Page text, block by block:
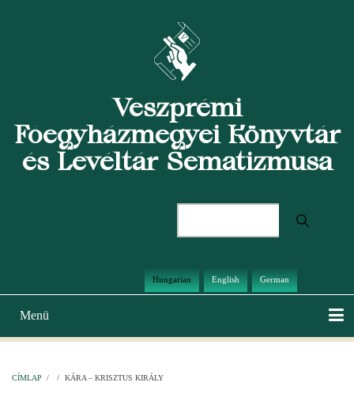
Veszprémi
Főegyházmegyei Könyvtár
és Levéltár Sematizmusa
Hungarian English German
Main
navigation
Menü
CÍMLAP / / KÁRA – KRISZTUS KIRÁLY